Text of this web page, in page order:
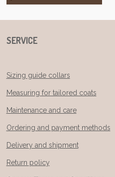
SERVICE
Sizing guide collars
Measuring for tailored coats
Maintenance and care
Ordering and payment methods
Delivery and shipment
Return policy